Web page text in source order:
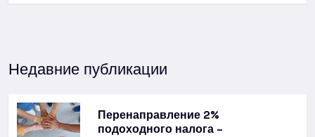
Недавние публикации
Перенаправление 2%
подоходного налога –